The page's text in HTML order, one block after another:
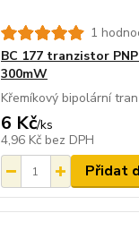
1
BC 177 tranzistor
300mW
Křemíkový bipolární
6 Kč/ks
4,96 Kč bez DPH
Přidat